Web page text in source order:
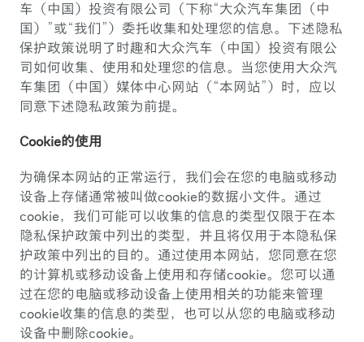
车（中国）投资有限公司（下称“大众汽车集团（中
国）”或“我们”）委托收集和处理您的信息。下述隐私
保护政策说明了时趣和大众汽车（中国）投资有限公
司如何收集、使用和处理您的信息。当您使用大众汽
车集团（中国）媒体中心网站（“本网站”）时，应以
同意下述隐私政策为前提。
Cookie的使用
为确保本网站的正常运行，我们会在您的电脑或移动
设备上存储通常被叫做cookie的数据小文件。通过
cookie，我们可能可以收集的信息的类型仅限于在本
隐私保护政策中列出的类型，并且将仅用于本隐私保
护政策中列出的目的。通过使用本网站，您同意在您
的计算机或移动设备上使用和存储cookie。您可以通
过在您的电脑或移动设备上使用相关的功能来管理
cookie收集的信息的类型，也可以从您的电脑或移动
设备中删除cookie。